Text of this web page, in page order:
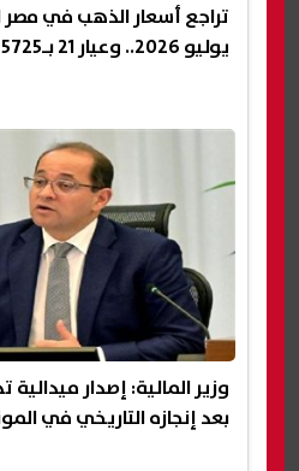
يوليو 2026.. وعيار 21 بـ5725 جنيهًا
وزير المالية: إصدار
بعد إنجازه التاريخي في